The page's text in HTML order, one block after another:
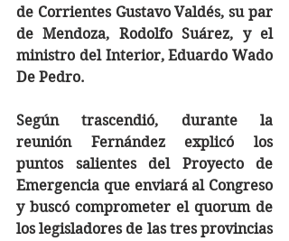
de Corrientes Gustavo Valdés, su par
de Mendoza, Rodolfo Suárez, y el
ministro del Interior, Eduardo Wado
De Pedro.
Según trascendió, durante la
reunión Fernández explicó los
puntos salientes del Proyecto de
Emergencia que enviará al Congreso
y buscó comprometer el quorum de
los legisladores de las tres provincias